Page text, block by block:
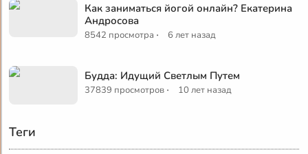
Как заниматься йогой онлайн? Екатерина
Андросова
8542 просмотра · 6 лет назад
Будда: Идущий Светлым Путем
37839 просмотров · 10 лет назад
Теги